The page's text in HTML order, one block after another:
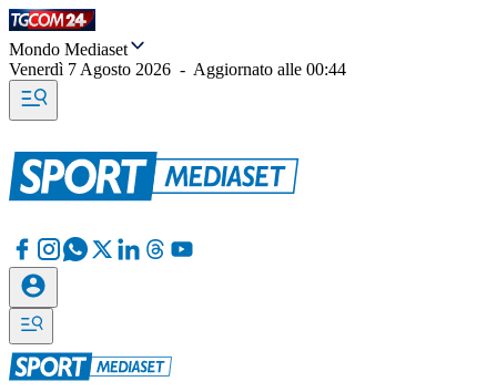
Mondo Mediaset
Venerdì 7 Agosto 2026 - Aggiornato alle 00:44